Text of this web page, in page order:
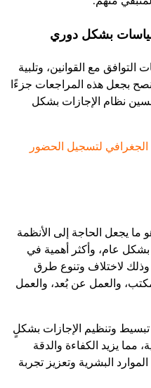
بشكل دوري
مع القوانين، وتلبية
بجعل هذه المراجعات جزءًا
نظام الإجازات بشكل
الجغرافي لتسجيل الحضور
ما يجعل الحاجة إلى الأنظمة
بشكل عام، وأكثر أهمية في
لاختلاف وتنوع طرق
والعمل عن بُعد، والعمل
وتنظيم الإجازات بشكلٍ
مما يزيد الكفاءة والدقة
البشرية وتعزيز تجربة